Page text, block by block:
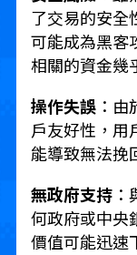
了交易的安全
可能成為黑客
相關的資金幾
操作失誤：由
戶友好性，用
能導致無法挽
無政府支持：
何政府或中央
價值可能迅速